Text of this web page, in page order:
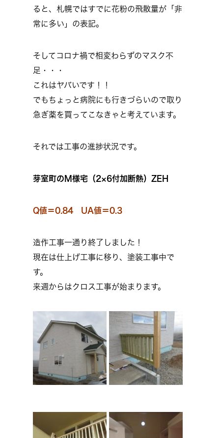
ると、札幌ではすでに花粉の飛散量が「非
常に多い」の表記。
そしてコロナ禍で相変わらずのマスク不
足・・・
これはヤバいです！！
でもちょっと病院にも行きづらいので取り
急ぎ薬を買ってこなきゃと考えています。
それでは工事の進捗状況です。
芽室町のM様宅（2×6付加断熱）ZEH
Q値＝0.84 UA値＝0.3
造作工事一通り終了しました！
現在は仕上げ工事に移り、塗装工事中で
す。
来週からはクロス工事が始まります。